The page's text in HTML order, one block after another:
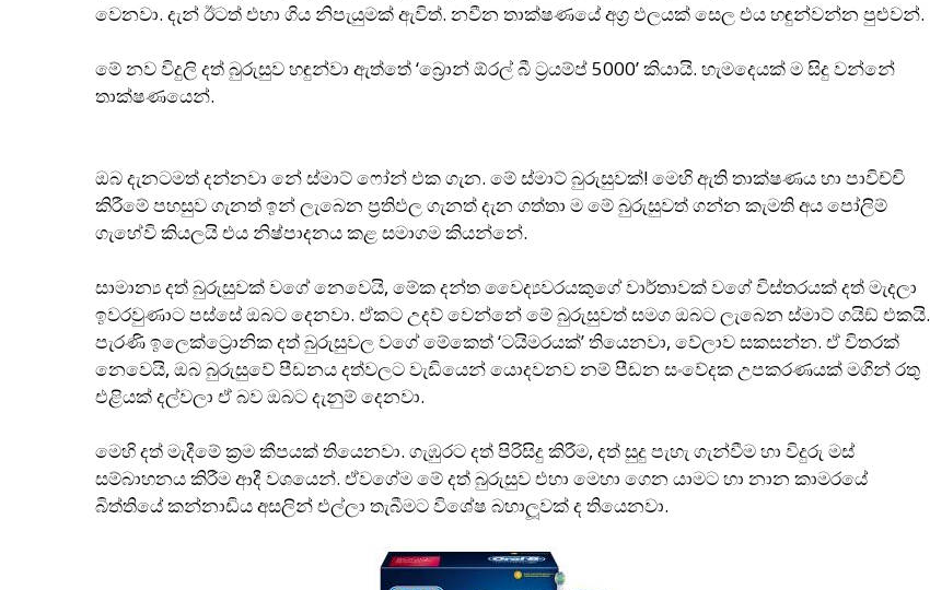
වෙනවා. දැන් ඊටත් එහා ගිය නිපැයුමක් ඇවිත්. නවීන තාක්ෂණයේ අග‍්‍ර ඵලයක් සෙල එය හඳුන්වන්න පුළුවන්.
මේ නව විදුලි දත් බුරුසුව හඳුන්වා ඇත්තේ ‘බ්‍රොන් ඕරල් බී ට‍්‍රයම්ප් 5000’ කියායි. හැමදෙයක් ම සිදු වන්නේ
තාක්ෂණයෙන්.
ඔබ දැනටමත් දන්නවා නේ ස්මාට් ෆෝන් එක ගැන. මේ ස්මාට් බුරුසුවක්! මෙහි ඇති තාක්ෂණය හා පාවිච්චි
කිරීමේ පහසුව ගැනත් ඉන් ලැබෙන ප‍්‍රතිඵල ගැනත් දැන ගත්තා ම මේ බුරුසුවත් ගන්න කැමති අය පෝලිම්
ගැහේවි කියලයි එය නිෂ්පාදනය කළ සමාගම කියන්නේ.
සාමාන්‍ය දත් බුරුසුවක් වගේ නෙවෙයි, මේක දන්ත වෛද්‍යවරයකුගේ වාර්තාවක් වගේ විස්තරයක් දත් මැදලා
ඉවරවුණාට පස්සේ ඔබට දෙනවා. ඒකට උදව් වෙන්නේ මේ බුරුසුවත් සමග ඔබට ලැබෙන ස්මාට් ගයිඞ් එකයි.
පැරණි ඉලෙක්ට්‍රොනික දත් බුරුසුවල වගේ මේකෙත් ‘ටයිමරයක්’ තියෙනවා, වේලාව සකසන්න. ඒ විතරක්
නෙවෙයි, ඔබ බුරුසුවේ පීඩනය දත්වලට වැඩියෙන් යොදවනව නම් පීඩන සංවේදක උපකරණයක් මගින් රතු
එළියක් දල්වලා ඒ බව ඔබට දැනුම් දෙනවා.
මෙහි දත් මැදීමේ ක‍්‍රම කීපයක් තියෙනවා. ගැඹුරට දත් පිරිසිදු කිරීම, දත් සුදු පැහැ ගැන්වීම හා විදුරු මස්
සම්බාහනය කිරීම ආදී වශයෙන්. ඒවගේම මේ දත් බුරුසුව එහා මෙහා ගෙන යාමට හා නාන කාමරයේ
බිත්තියේ කන්නාඩිය අසලින් එල්ලා තැබීමට විශේෂ බහාලූවක් ද තියෙනවා.